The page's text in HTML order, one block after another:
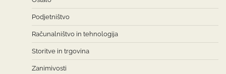
Podjetništvo
Računalništvo in tehnologija
Storitve in trgovina
Zanimivosti